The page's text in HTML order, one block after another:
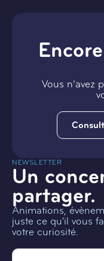
Vous n’avez
NEWSLETTER
Un
partager.
Animations,
juste ce qu'il vous
votre curiosité.
Email